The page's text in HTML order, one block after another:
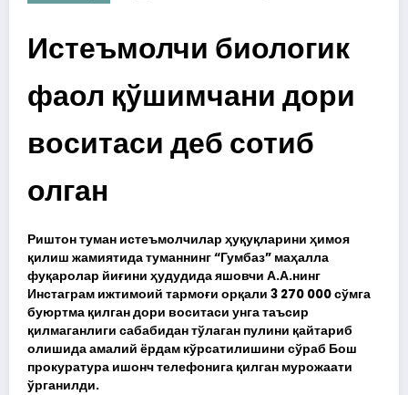
Истеъмолчи биологик
фаол қўшимчани дори
воситаси деб сотиб
олган
Риштон туман истеъмолчилар ҳуқуқларини ҳимоя
қилиш жамиятида туманнинг “Гумбаз” маҳалла
фуқаролар йиғини ҳудудида яшовчи А.А.нинг
Инстаграм ижтимоий тармоғи орқали 3 270 000 сўмга
буюртма қилган дори воситаси унга таъсир
қилмаганлиги сабабидан тўлаган пулини қайтариб
олишида амалий ёрдам кўрсатилишини сўраб Бош
прокуратура ишонч телефонига қилган мурожаати
ўрганилди.